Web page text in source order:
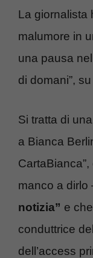
La giornalista
malumore in
una pausa
di domani”,
Si tratta di
a Bianca
manco a dirlo
notizia” e
conduttrice
dell’access